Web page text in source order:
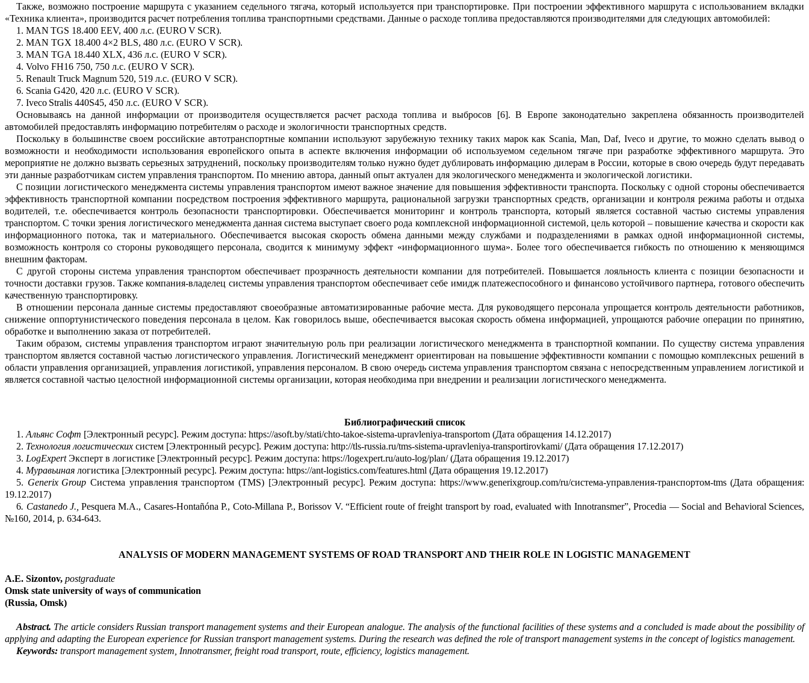
Также, возможно построение маршрута с указанием седельного тягача, который используется при транспортировке. При построении эффективного маршрута с использованием вкладки
«Техника клиента», производится расчет потребления топлива транспортными средствами. Данные о расходе топлива предоставляются производителями для следующих автомобилей:
1. MAN TGS 18.400 EEV, 400 л.с. (EURO V SCR).
2. MAN TGX 18.400 4×2 BLS, 480 л.с. (EURO V SCR).
3. MAN TGA 18.440 XLX, 436 л.с. (EURO V SCR).
4. Volvo FH16 750, 750 л.с. (EURO V SCR).
5. Renault Truck Magnum 520, 519 л.с. (EURO V SCR).
6. Scania G420, 420 л.с. (EURO V SCR).
7. Iveco Stralis440S45, 450 л.с. (EURO V SCR).
Основываясь на данной информации от производителяосуществляется расчет расхода топлива и выбросов [6]. В Европе законодательно закреплена обязанность производителей
автомобилей предоставлять информацию потребителям о расходе и экологичности транспортных средств.
Поскольку в большинстве своем российские автотранспортные компании используют зарубежную технику таких марок как Scania,Man,Daf, Ivecoи другие, то можно сделать вывод о
возможности и необходимости использования европейского опыта в аспекте включения информации об используемом седельном тягаче при разработке эффективного маршрута. Это
мероприятие не должно вызвать серьезных затруднений, поскольку производителям только нужно будет дублировать информацию дилерам в России, которые в свою очередь будут передавать
эти данные разработчикам систем управления транспортом. По мнению автора, данный опыт актуален для экологического менеджмента и экологической логистики.
С позиции логистического менеджмента системы управления транспортом имеютважное значение для повышения эффективности транспорта. Поскольку с одной стороны обеспечивается
эффективность транспортной компании посредством построения эффективного маршрута, рациональной загрузки транспортных средств, организации и контроля режима работы и отдыха
водителей, т.е. обеспечивается контроль безопасности транспортировки. Обеспечивается мониторинг и контроль транспорта, который является составной частью системы управления
транспортом. С точки зрения логистического менеджмента данная система выступает своего рода комплексной информационной системой, цель которой – повышение качества и скорости как
информационного потока, так и материального.Обеспечивается высокая скорость обмена данными между службами и подразделениями в рамках одной информационной системы,
возможность контроля со стороны руководящего персонала, сводится к минимуму эффект «информационного шума». Более того обеспечивается гибкость по отношению к меняющимся
внешним факторам.
С другой стороны система управления транспортом обеспечивает прозрачность деятельности компании для потребителей. Повышается лояльность клиента с позиции безопасности и
точности доставки грузов. Также компания-владелец системы управления транспортом обеспечивает себе имидж платежеспособного и финансово устойчивого партнера, готового обеспечить
качественную транспортировку.
В отношении персонала данные системы предоставляют своеобразные автоматизированные рабочие места. Для руководящего персонала упрощается контроль деятельности работников,
снижение оппортунистического поведения персонала в целом. Как говорилось выше, обеспечивается высокая скорость обмена информацией, упрощаются рабочие операции по принятию,
обработке и выполнению заказа от потребителей.
Таким образом, системы управления транспортом играют значительную роль при реализации логистического менеджмента в транспортной компании. По существу система управления
транспортом является составной частью логистического управления. Логистический менеджмент ориентирован на повышение эффективности компании с помощью комплексных решений в
области управления организацией, управления логистикой, управления персоналом. В свою очередь система управления транспортом связана с непосредственным управлением логистикой и
является составной частью целостной информационной системы организации, которая необходима при внедрении и реализации логистического менеджмента.
Библиографический список
1. Альянс Софт [Электронный ресурс]. Режим доступа: https://asoft.by/stati/chto-takoe-sistema-upravleniya-transportom (Дата обращения 14.12.2017)
2. Технология логистическихсистем [Электронный ресурс]. Режим доступа: http://tls-russia.ru/tms-sistema-upravleniya-transportirovkami/ (Дата обращения 1 7.12.2017)
3. LogExpertЭксперт в логистике [Электронный ресурс]. Режим доступа: https://logexpert.ru/auto-log/plan/ (Дата обращения 19.12.2017)
4. Муравьинаялогистика [Электронный ресурс]. Режим доступа: https://ant-logistics.com/features.html (Дата обращения 19.12.2017)
5. Generix Group Система управления транспортом (TMS) [Электронный ресурс]. Режим доступа: https://www.generixgroup.com/ru/система-управления-транспортом-tms (Дата обращения:
19.12.2017)
6. CastanedoJ., Pesquera M.A., Casares-Hontañóna P.,Coto-Millana P.,Borissov V. “Efficient route of freight transport by road, evaluated with Innotransmer”,Procedia — Social and Behavioral Sciences,
№160, 2014, p. 634-643.
ANALYSIS OF MODERN MANAGEMENT SYSTEMS OF ROAD TRANSPORT AND THEIR ROLE IN LOGISTIC MANAGEMENT
A.E. Sizontov, postgraduate
Omsk state university of ways of communication
(Russia, Omsk)
Abstract. The article considers Russian transport management systems and their European analogue. The analysis of the functional facilities of these systems and a concludedis made about the possibility of
applying and adapting the European experience for Russian transport management systems. During the research was defined the role of transport management systems in the concept of logistics management.
Keywords:transport management system, Innotransmer, freight road transport, route, efficiency, logistics management.